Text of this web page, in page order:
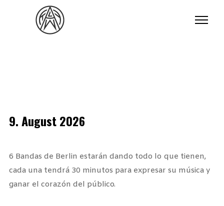
9. August 2026
6 Bandas de Berlin estarán dando todo lo que tienen,
cada una tendrá 30 minutos para expresar su música y
ganar el corazón del público.